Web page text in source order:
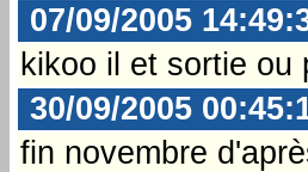
07/09/2005
kikoo il et sortie ou
30/09/2005
fin novembre